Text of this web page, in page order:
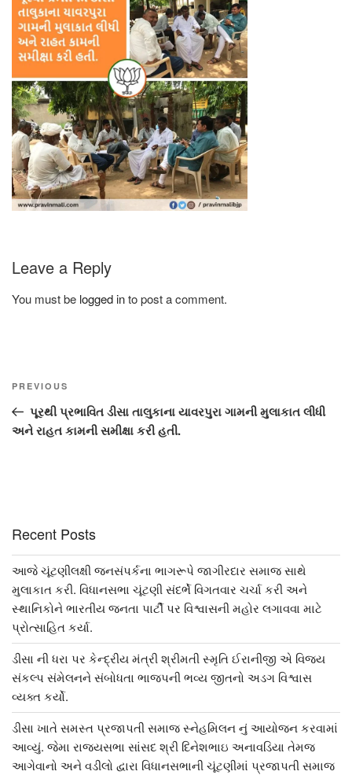
Leave a Reply
You must be logged into post a comment.
Post
navigation
Previous
Post
PREVIOUS
પૂરથી પ્રભાવિત ડીસા તાલુકાના યાવરપુરા ગામની મુલાકાત લીધી
અને રાહત કામની સમીક્ષા કરી હતી.
Recent Posts
આજે ચૂંટણીલક્ષી જનસંપર્કના ભાગરૂપે જાગીરદાર સમાજ સાથે
મુલાકાત કરી. વિધાનસભા ચૂંટણી સંદર્ભે વિગતવાર ચર્ચા કરી અને
સ્થાનિકોને ભારતીય જનતા પાર્ટી પર વિશ્વાસની મહોર લગાવવા માટે
પ્રોત્સાહિત કર્યા.
ડીસા ની ધરા પર કેન્દ્રીય મંત્રી શ્રીમતી સ્મૃતિ ઈરાનીજી એ વિજય
સંકલ્પ સંમેલનને સંબોધતા ભાજપની ભવ્ય જીતનો અડગ વિશ્વાસ
વ્યક્ત કર્યો.
ડીસા ખાતે સમસ્ત પ્રજાપતી સમાજ સ્નેહમિલન નું આયોજન કરવામાં
આવ્યું. જેમા રાજ્યસભા સાંસદ શ્રી દિનેશભાઇ અનાવડિયા તેમજ
આગેવાનો અને વડીલો દ્વારા વિધાનસભાની ચૂંટણીમાં પ્રજાપતી સમાજ